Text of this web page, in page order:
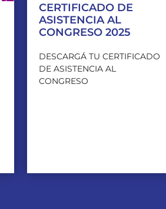
CERTIFICADO DE
ASISTENCIA AL
CONGRESO 2025
DESCARGÁ TU CERTIFICADO
DE ASISTENCIA AL
CONGRESO